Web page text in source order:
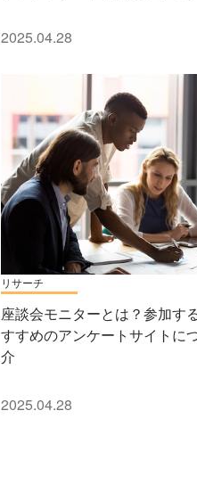
2025.04.28
リサーチ
座談会モニターとは？参加す
すすめのアンケートサイトに
介
2025.04.28